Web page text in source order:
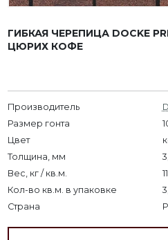
ГИБКАЯ ЧЕРЕПИЦА DOCKE
ЦЮРИХ КОФЕ
Производитель
Размер гонта
Цвет
Толщина, мм
Вес, кг / кв.м.
Кол-во кв.м. в упаковке
Страна